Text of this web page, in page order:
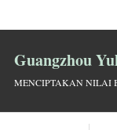
Guangzhou
MENCIPTAKAN NILAI